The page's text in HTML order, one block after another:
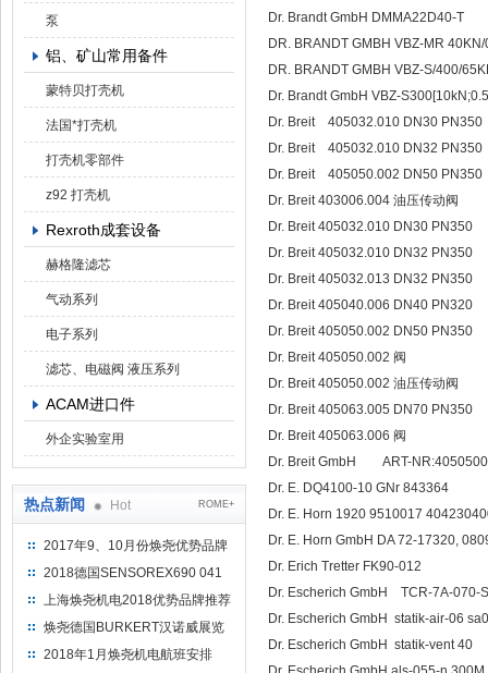
泵
铝、矿山常用备件
蒙特贝打壳机
法国*打壳机
打壳机零部件
z92 打壳机
Rexroth成套设备
赫格隆滤芯
气动系列
电子系列
滤芯、电磁阀 液压系列
ACAM进口件
外企实验室用
热点新闻 Hot ROME+
2017年9、10月份焕尧优势品牌
推荐
2018德国SENSOREX690 041
415 D
上海焕尧机电2018优势品牌推荐
焕尧德国BURKERT汉诺威展览
（2018）
2018年1月焕尧机电航班安排
Dr. Brandt GmbH DMMA22D40-T
DR. BRANDT GMBH VBZ-MR
DR. BRANDT GMBH VBZ-S/400/
Dr. Brandt GmbH VBZ-
Dr. Breit
Dr. Breit
Dr. Breit
Dr. Breit 403006.004 油压传动阀
Dr. Breit 405032.010 DN30 PN350
Dr. Breit 405032.010 DN32 PN350
Dr. Breit 405032.013 DN32 PN350
Dr. Breit 405040.006 DN40 PN320
Dr. Breit 405050.002 DN50 PN350
Dr. Breit 405050.002 阀
Dr. Breit 405050.002 油压传动阀
Dr. Breit 405063.005 DN70 PN350
Dr. Breit 405063.006 阀
Dr. Breit GmbH ART-
Dr. E. DQ4100-10 GNr 843364
Dr. E. Horn 1920 9510017
Dr. E. Horn GmbH DA 72-17320,
Dr. Erich Tretter FK90-012
Dr. Escherich GmbH TCR-7A-070-
Dr. Escherich GmbH statik-air-06
Dr. Escherich GmbH statik-vent 40